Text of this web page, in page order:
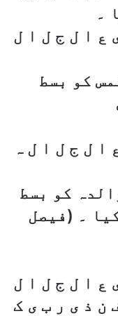
۔
ع ا ل ج ل ا ل
کو بسط
ا ل ج ل ا ل ہ
کو بسط
۔ (فیصل
ع ا ل ج ل ا ل
ن ذ ی ر ب ی ک